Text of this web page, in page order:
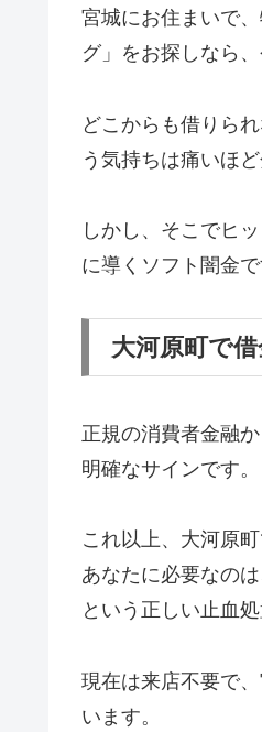
宮城にお住まいで
グ」をお探しなら
どこからも借りら
う気持ちは痛いほど
しかし、そこでヒ
に導くソフト闇金で
大河原町で
正規の消費者金融
明確なサインです。
これ以上、大河原
あなたに必要なの
という正しい止血処
現在は来店不要で
います。